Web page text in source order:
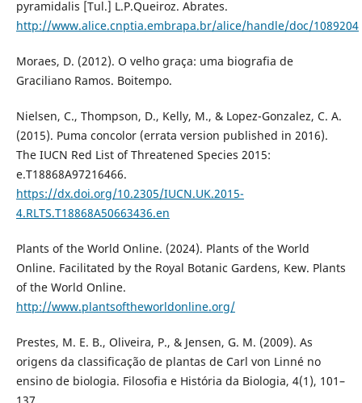
pyramidalis [Tul.] L.P.Queiroz. Abrates.
http://www.alice.cnptia.embrapa.br/alice/handle/doc/1089204
Moraes, D. (2012). O velho graça: uma biografia de
Graciliano Ramos. Boitempo.
Nielsen, C., Thompson, D., Kelly, M., & Lopez-Gonzalez, C. A.
(2015). Puma concolor (errata version published in 2016).
The IUCN Red List of Threatened Species 2015:
e.T18868A97216466.
https://dx.doi.org/10.2305/IUCN.UK.2015-
4.RLTS.T18868A50663436.en
Plants of the World Online. (2024). Plants of the World
Online. Facilitated by the Royal Botanic Gardens, Kew. Plants
of the World Online.
http://www.plantsoftheworldonline.org/
Prestes, M. E. B., Oliveira, P., & Jensen, G. M. (2009). As
origens da classificação de plantas de Carl von Linné no
ensino de biologia. Filosofia e História da Biologia, 4(1), 101–